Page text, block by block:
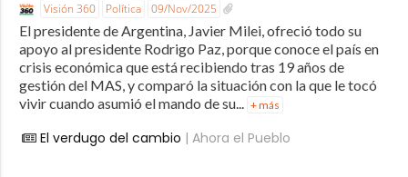
Visión 360 Política 09/Nov/2025
El presidente de Argentina, Javier Milei, ofreció todo su
apoyo al presidente Rodrigo Paz, porque conoce el país en
crisis económica que está recibiendo tras 19 años de
gestión del MAS, y comparó la situación con la que le tocó
vivir cuando asumió el mando de su... + más
El verdugo del cambio | Ahora el Pueblo